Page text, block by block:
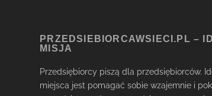
PRZEDSIEBIORCAWSIECI.PL –
MISJA
Przedsiębiorcy piszą dla przedsiębiorców.
miejsca jest pomagać sobie wzajemnie i